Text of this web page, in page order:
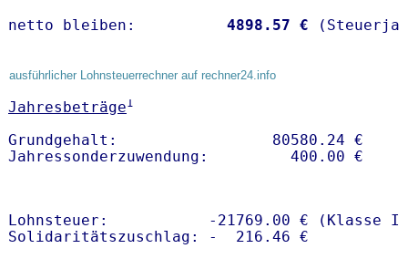
netto bleiben: 4898.57 €
ausführlicher Lohnsteuerrechner auf rechner24.info
Jahresbeträge1
Grundgehalt:                 80580.24 €
Lohnsteuer:           -21769.00 € (Klasse I)
Solidaritätszuschlag: -  216.46 €